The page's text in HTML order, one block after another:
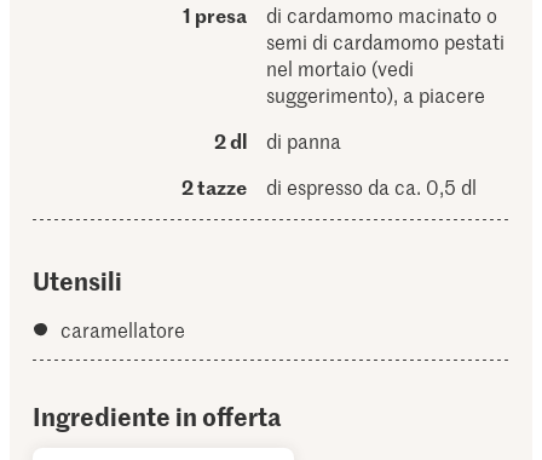
1 presa
di cardamomo macinato o
semi di cardamomo pestati
nel mortaio (vedi
suggerimento), a piacere
2 dl
di panna
2 tazze
di espresso da ca. 0,5 dl
Utensili
caramellatore
Ingrediente in offerta